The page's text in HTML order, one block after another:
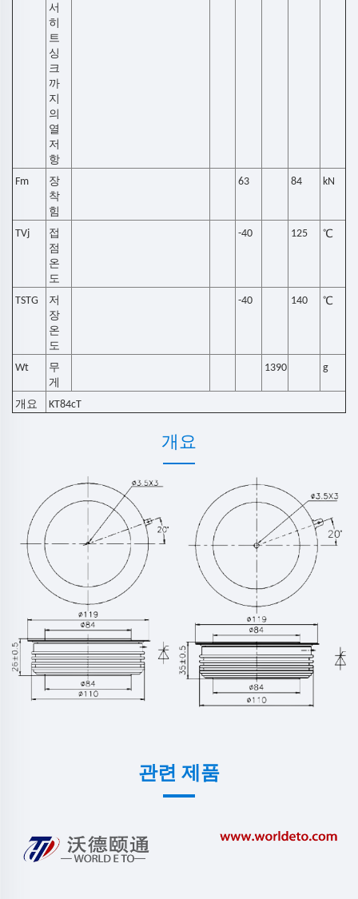
서
히
트
싱
크
까
지
의
열
저
항
Fm
장
착
힘
63 84 kN
TVj
접
점
온
도
-40 125 ℃
TSTG
저
장
온
도
-40 140 ℃
Wt
무
게
1390 g
개요 KT84cT
개요
관련 제품